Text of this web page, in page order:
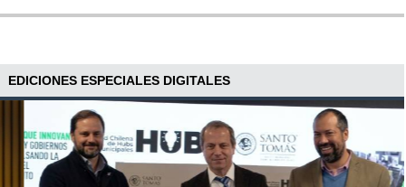
EDICIONES ESPECIALES DIGITALES